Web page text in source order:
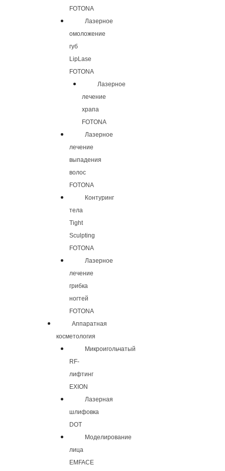
FOTONA
Лазерное
омоложение
губ
LipLase
FOTONA
Лазерное
лечение
храпа
FOTONA
Лазерное
лечение
выпадения
волос
FOTONA
Контуринг
тела
Tight
Sculpting
FOTONA
Лазерное
лечение
грибка
ногтей
FOTONA
Аппаратная
косметология
Микроигольчатый
RF-
лифтинг
EXION
Лазерная
шлифовка
DOT
Моделирование
лица
EMFACE